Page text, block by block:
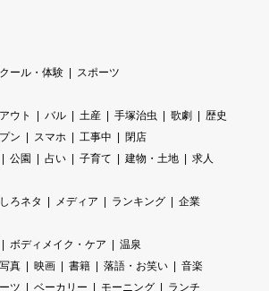
ール・体験
スポーツ
ウト バル 土産 手塚治虫 歌劇
歴史
ン スマホ 工事中
閉店
公園 占い 子育て 建物・土地
求人
ろネタ メディア ランキング
企業
ボディメイク・ケア
温泉
写真 映画 書籍 落語・お笑い
音楽
ツ ベーカリー モーニング
ランチ